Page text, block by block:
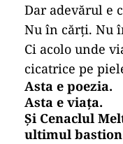
Dar adevărul e
Nu în cărți. Nu
Ci acolo unde
cicatrice pe
Asta e poezia.
Asta e viața.
Și Cenaclul
ultimul